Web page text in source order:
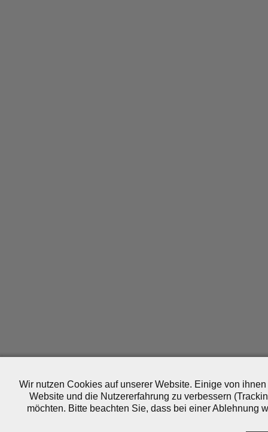
Wir nutzen Cookies auf unserer Website. Einige von
Website und die Nutzererfahrung zu verbessern
möchten. Bitte beachten Sie, dass bei einer Ablehnung